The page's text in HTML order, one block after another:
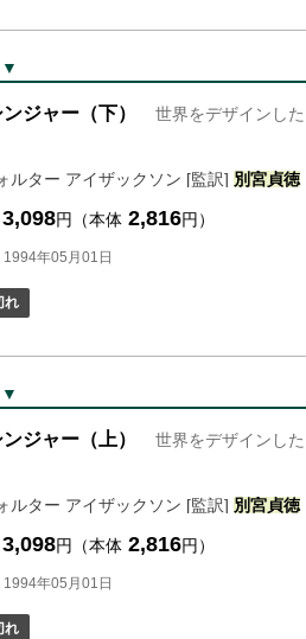
▼
ジャー（下）
世界をデザインした
ルター アイザックソン [監訳] 別宮貞徳
3,098円（本体 2,816円）
1994年05月01日
れ
▼
ジャー（上）
世界をデザインした
ルター アイザックソン [監訳] 別宮貞徳
3,098円（本体 2,816円）
1994年05月01日
れ